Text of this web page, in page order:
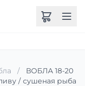
/
ВОБЛА 18-20
/ сушеная рыба